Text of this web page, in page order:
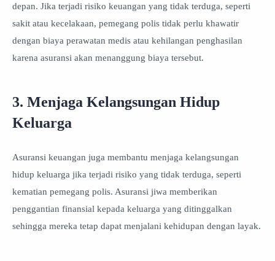
depan. Jika terjadi risiko keuangan yang tidak terduga, seperti
sakit atau kecelakaan, pemegang polis tidak perlu khawatir
dengan biaya perawatan medis atau kehilangan penghasilan
karena asuransi akan menanggung biaya tersebut.
3. Menjaga Kelangsungan Hidup
Keluarga
Asuransi keuangan juga membantu menjaga kelangsungan
hidup keluarga jika terjadi risiko yang tidak terduga, seperti
kematian pemegang polis. Asuransi jiwa memberikan
penggantian finansial kepada keluarga yang ditinggalkan
sehingga mereka tetap dapat menjalani kehidupan dengan layak.